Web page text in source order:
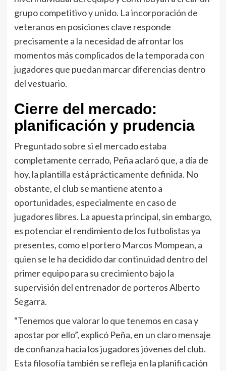
grupo competitivo y unido. La incorporación de
veteranos en posiciones clave responde
precisamente a la necesidad de afrontar los
momentos más complicados de la temporada con
jugadores que puedan marcar diferencias dentro
del vestuario.
Cierre del mercado:
planificación y prudencia
Preguntado sobre si el mercado estaba
completamente cerrado, Peña aclaró que, a día de
hoy, la plantilla está prácticamente definida. No
obstante, el club se mantiene atento a
oportunidades, especialmente en caso de
jugadores libres. La apuesta principal, sin embargo,
es potenciar el rendimiento de los futbolistas ya
presentes, como el portero Marcos Mompean, a
quien se le ha decidido dar continuidad dentro del
primer equipo para su crecimiento bajo la
supervisión del entrenador de porteros Alberto
Segarra.
“Tenemos que valorar lo que tenemos en casa y
apostar por ello”, explicó Peña, en un claro mensaje
de confianza hacia los jugadores jóvenes del club.
Esta filosofía también se refleja en la planificación